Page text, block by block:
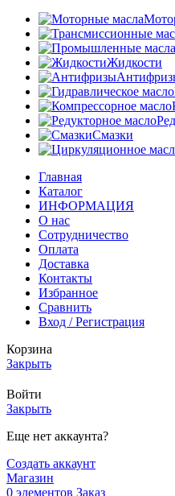
Жидкости
Смазки
Главная
Каталог
ИНФОРМАЦИЯ
О нас
Сотрудничество
Оплата
Доставка
Контакты
Избранное
Сравнить
Вход / Регистрация
Корзина
Закрыть
Войти
Закрыть
Еще нет аккаунта?
Создать аккаунт
Магазин
0 элементов Заказ